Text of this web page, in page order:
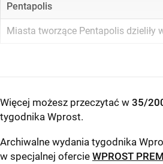
Pentapolis
Miasta tworzące Pentapolis dzieliły
Więcej możesz przeczytać w 35/
tygodnika Wprost.
Archiwalne wydania tygodnika
w specjalnej ofercie WPROST